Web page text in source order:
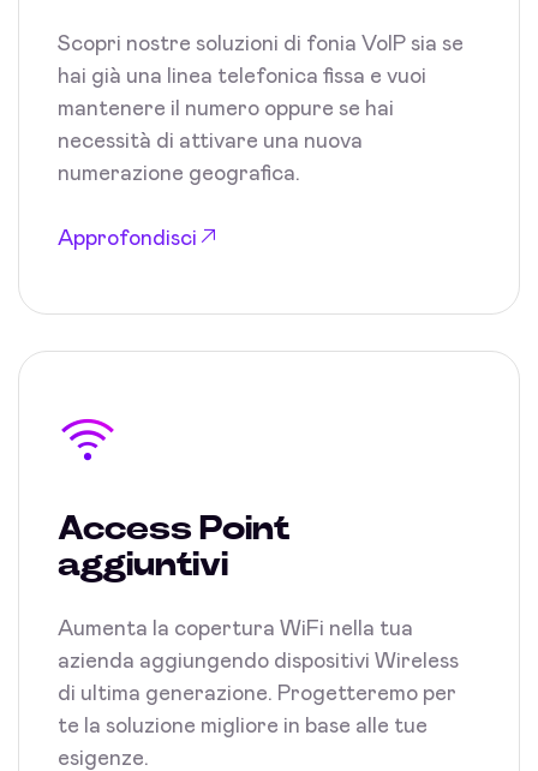
Scopri nostre soluzioni di fonia VoIP sia se
hai già una linea telefonica fissa e vuoi
mantenere il numero oppure se hai
necessità di attivare una nuova
numerazione geografica.
Approfondisci
Access Point
aggiuntivi
Aumenta la copertura WiFi nella tua
azienda aggiungendo dispositivi Wireless
di ultima generazione. Progetteremo per
te la soluzione migliore in base alle tue
esigenze.